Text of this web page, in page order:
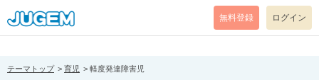
[pear_error: message="Success" code=0 mode=return level=notice
prefix="" info=""]
無料登録 ログイン
テーマトップ 育児 軽度発達障害児